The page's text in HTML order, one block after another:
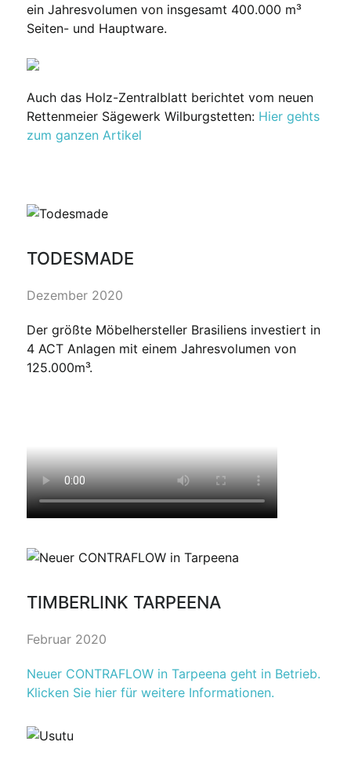
ein Jahresvolumen von insgesamt 400.000 m³
Seiten- und Hauptware.
Auch das Holz-Zentralblatt berichtet vom neuen
Rettenmeier Sägewerk Wilburgstetten: Hier gehts
zum ganzen Artikel
TODESMADE
Dezember 2020
Der größte Möbelhersteller Brasiliens investiert in
4 ACT Anlagen mit einem Jahresvolumen von
125.000m³.
TIMBERLINK TARPEENA
Februar 2020
Neuer CONTRAFLOW in Tarpeena geht in Betrieb.
Klicken Sie hier für weitere Informationen.